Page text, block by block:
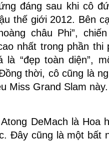
đáng sau khi cô
thế giới 2012. Bên
châu Phi”,
nhất trong phần
là “đẹp toàn diện”,
thời, cô cũng là
Miss Grand Slam này.
DeMach là Hoa
Đây cũng là một bất